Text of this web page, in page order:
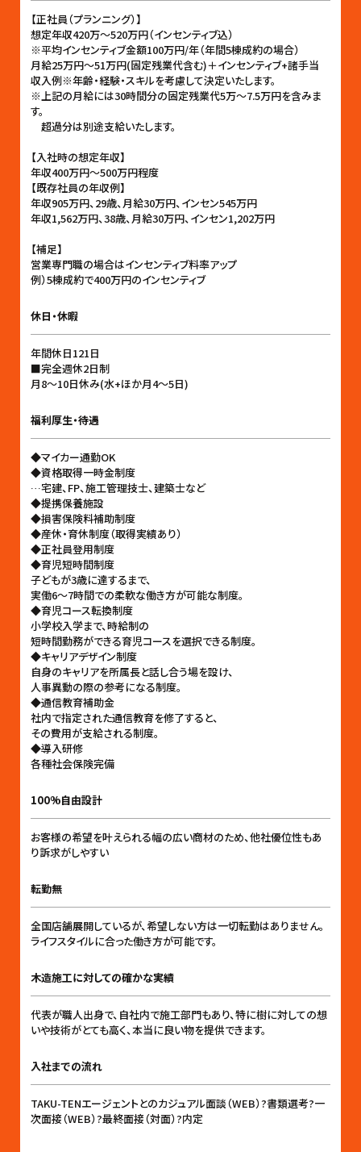
【正社員（プランニング）】
想定年収420万〜520万円（インセンティブ込）
※平均インセンティブ金額100万円/年（年間5棟成約の場合）
月給25万円〜51万円(固定残業代含む)＋インセンティブ+諸手当
収入例※年齢・経験・スキルを考慮して決定いたします。
※上記の月給には30時間分の固定残業代5万〜7.5万円を含みま
す。
超過分は別途支給いたします。
【入社時の想定年収】
年収400万円〜500万円程度
【既存社員の年収例】
年収905万円、29歳、月給30万円、インセン545万円
年収1,562万円、38歳、月給30万円、インセン1,202万円
【補足】
営業専門職の場合はインセンティブ料率アップ
例）5棟成約で400万円のインセンティブ
休日・休暇
年間休日121日
■完全週休2日制
月8〜10日休み(水+ほか月4〜5日)
福利厚生・待遇
◆マイカー通勤OK
◆資格取得一時金制度
…宅建、FP、施工管理技士、建築士など
◆提携保養施設
◆損害保険料補助制度
◆産休・育休制度（取得実績あり）
◆正社員登用制度
◆育児短時間制度
子どもが3歳に達するまで、
実働6〜7時間での柔軟な働き方が可能な制度。
◆育児コース転換制度
小学校入学まで、時給制の
短時間勤務ができる育児コースを選択できる制度。
◆キャリアデザイン制度
自身のキャリアを所属長と話し合う場を設け、
人事異動の際の参考になる制度。
◆通信教育補助金
社内で指定された通信教育を修了すると、
その費用が支給される制度。
◆導入研修
各種社会保険完備
100%自由設計
お客様の希望を叶えられる幅の広い商材のため、他社優位性もあ
り訴求がしやすい
転勤無
全国店舗展開しているが、希望しない方は一切転勤はありません。
ライフスタイルに合った働き方が可能です。
木造施工に対しての確かな実績
代表が職人出身で、自社内で施工部門もあり、特に樹に対しての想
いや技術がとても高く、本当に良い物を提供できます。
入社までの流れ
TAKU-TENエージェントとのカジュアル面談（WEB）?書類選考?一
次面接（WEB）?最終面接（対面）?内定